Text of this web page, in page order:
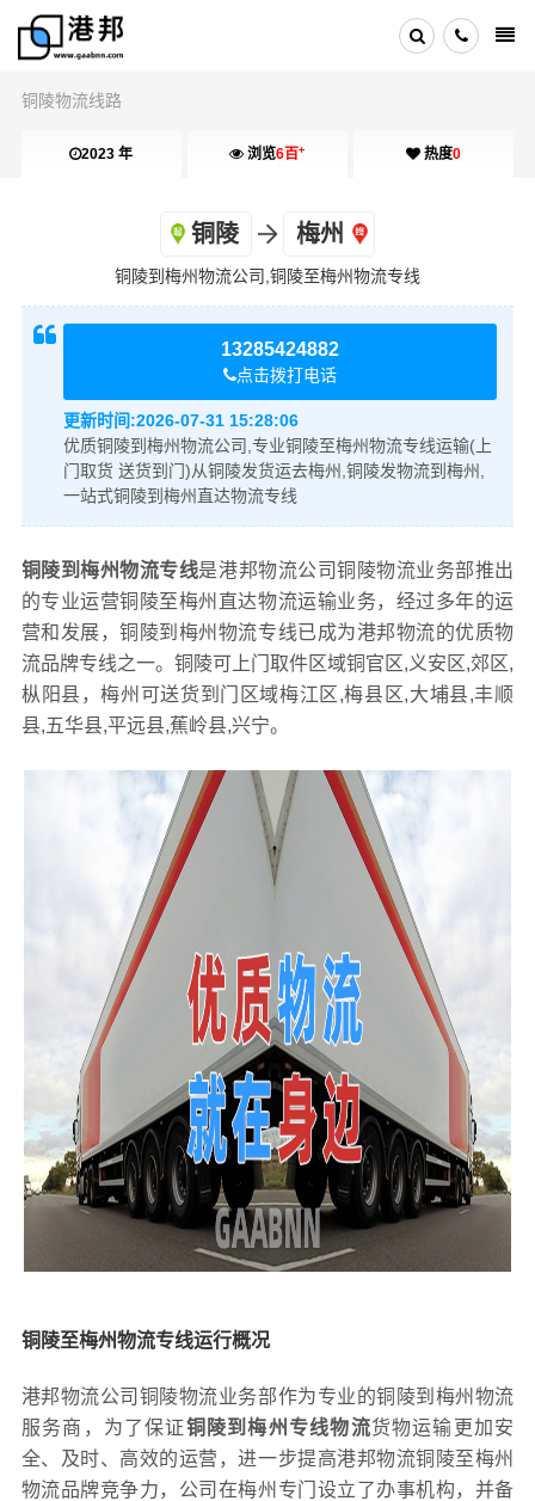
铜陵物流线路
2023 年 浏览6百+ 热度0
铜陵 梅州
铜陵到梅州物流公司,铜陵至梅州物流专线
13285424882
点击拨打电话
更新时间:2026-07-31 15:28:06
优质铜陵到梅州物流公司,专业铜陵至梅州物流专线运输(上
门取货 送货到门)从铜陵发货运去梅州,铜陵发物流到梅州,
一站式铜陵到梅州直达物流专线
铜陵到梅州物流专线是港邦物流公司铜陵物流业务部推出
的专业运营铜陵至梅州直达物流运输业务，经过多年的运
营和发展，铜陵到梅州物流专线已成为港邦物流的优质物
流品牌专线之一。铜陵可上门取件区域铜官区,义安区,郊区,
枞阳县，梅州可送货到门区域梅江区,梅县区,大埔县,丰顺
县,五华县,平远县,蕉岭县,兴宁。
铜陵至梅州物流专线运行概况
港邦物流公司铜陵物流业务部作为专业的铜陵到梅州物流
服务商，为了保证铜陵到梅州专线物流货物运输更加安
全、及时、高效的运营，进一步提高港邦物流铜陵至梅州
物流品牌竞争力，公司在梅州专门设立了办事机构，并备